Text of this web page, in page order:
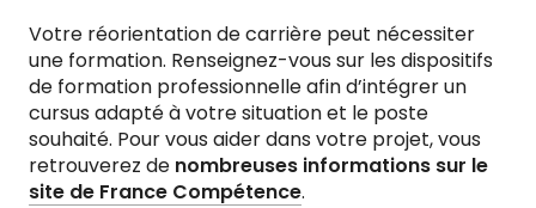
Votre réorientation de carrière peut nécessiter
une formation. Renseignez-vous sur les dispositifs
de formation professionnelle afin d’intégrer un
cursus adapté à votre situation et le poste
souhaité. Pour vous aider dans votre projet, vous
retrouverez de nombreuses informations sur le
site de France Compétence.